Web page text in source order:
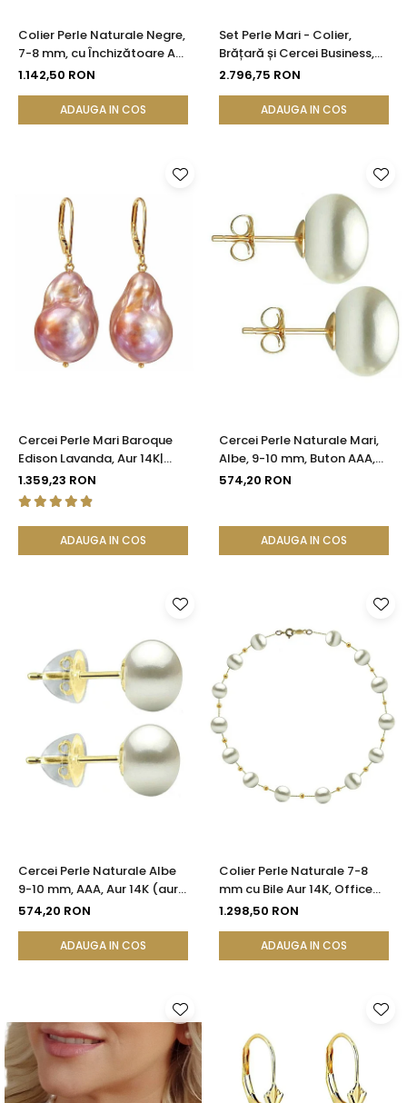
Colier Perle Naturale Negre,
7-8 mm, cu Închizătoare Aur
14K (aur 585) | KASKADDA®
1.142,50 RON
ADAUGA IN COS
Set Perle Mari - Colier,
Brățară și Cercei Business,
Aur Galben 14K, Perle Albe
KASKADDA®
2.796,75 RON
ADAUGA IN COS
Cercei Perle Mari Baroque
Edison Lavanda, Aur 14K|
KASKADDA®
1.359,23 RON
ADAUGA IN COS
Cercei Perle Naturale Mari,
Albe, 9-10 mm, Buton AAA,
Aur 14K (aur 585), Tip Șurub |
574,20 RON
ADAUGA IN COS
Cercei Perle Naturale Albe
9-10 mm, AAA, Aur 14K (aur
585), Tip Șurub cu Fluturași
574,20 RON
ADAUGA IN COS
Colier Perle Naturale 7-8
mm cu Bile Aur 14K, Office
Elegant | KASKADDA®
1.298,50 RON
ADAUGA IN COS